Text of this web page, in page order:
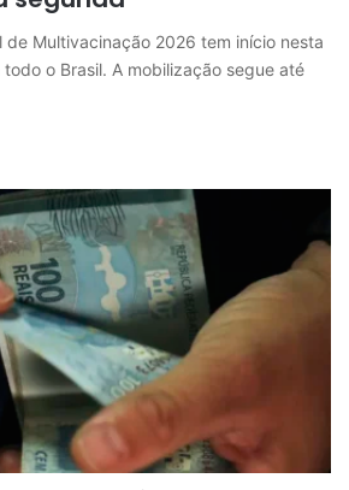
de Multivacinação 2026 tem início nesta
o Brasil. A mobilização segue até